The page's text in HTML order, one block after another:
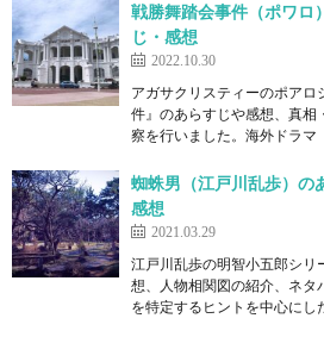
戦勝舞踏会事件（ポワロ
じ・感想
2022.10.30
アガサクリスティーのポア
件』のあらすじや感想、真相
察を行いました。海外ドラ
蜘蛛男（江戸川乱歩）の
感想
2021.03.29
江戸川乱歩の明智小五郎シリ
想、人物相関図の紹介、ネタ
を特定するヒントを中心に